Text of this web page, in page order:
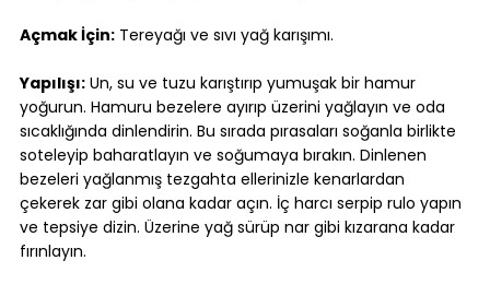
Açmak İçin: Tereyağı ve sıvı yağ karışımı.
Yapılışı: Un, su ve tuzu karıştırıp yumuşak bir hamur
yoğurun. Hamuru bezelere ayırıp üzerini yağlayın ve oda
sıcaklığında dinlendirin. Bu sırada pırasaları soğanla birlikte
soteleyip baharatlayın ve soğumaya bırakın. Dinlenen
bezeleri yağlanmış tezgahta ellerinizle kenarlardan
çekerek zar gibi olana kadar açın. İç harcı serpip rulo yapın
ve tepsiye dizin. Üzerine yağ sürüp nar gibi kızarana kadar
fırınlayın.